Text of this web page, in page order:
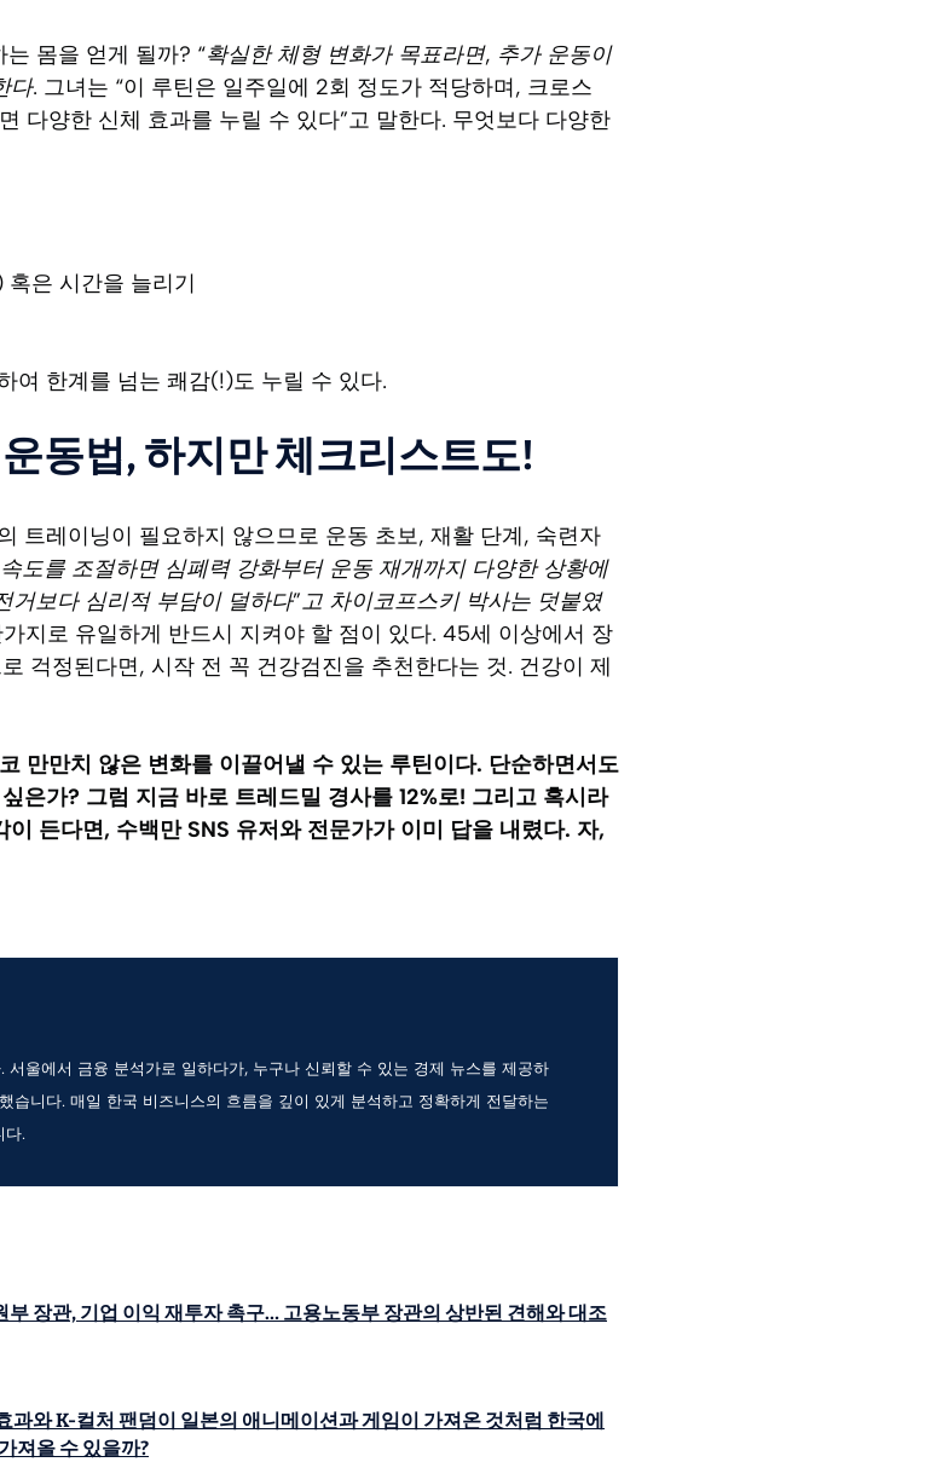
몸을 얻게 될까? “확실한 체형 변화가 목표라면, 추가 운동이
다. 그녀는 “이 루틴은 일주일에 2회 정도가 적당하며, 크로스
다양한 신체 효과를 누릴 수 있다”고 말한다. 무엇보다 다양한
은 시간을 늘리기
여 한계를 넘는 쾌감(!)도 누릴 수 있다.
동법, 하지만 체크리스트도!
트레이닝이 필요하지 않으므로 운동 초보, 재활 단계, 숙련자
도를 조절하면 심폐력 강화부터 운동 재개까지 다양한 상황에
거보다 심리적 부담이 덜하다”고 차이코프스키 박사는 덧붙였
지로 유일하게 반드시 지켜야 할 점이 있다. 45세 이상에서 장
걱정된다면, 시작 전 꼭 건강검진을 추천한다는 것. 건강이 제
만만치 않은 변화를 이끌어낼 수 있는 루틴이다. 단순하면서도
은가? 그럼 지금 바로 트레드밀 경사를 12%로! 그리고 혹시라
이 든다면, 수백만 SNS 유저와 전문가가 이미 답을 내렸다. 자,
서울에서 금융 분석가로 일하다가, 누구나 신뢰할 수 있는 경제 뉴스를 제공하
습니다. 매일 한국 비즈니스의 흐름을 깊이 있게 분석하고 정확하게 전달하는
다.
부 장관, 기업 이익 재투자 촉구… 고용노동부 장관의 상반된 견해와 대조
과와 K-컬처 팬덤이 일본의 애니메이션과 게임이 가져온 것처럼 한국에
져올 수 있을까?